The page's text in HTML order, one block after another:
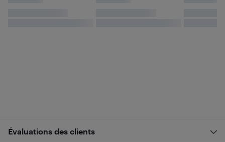
Évaluations des clients